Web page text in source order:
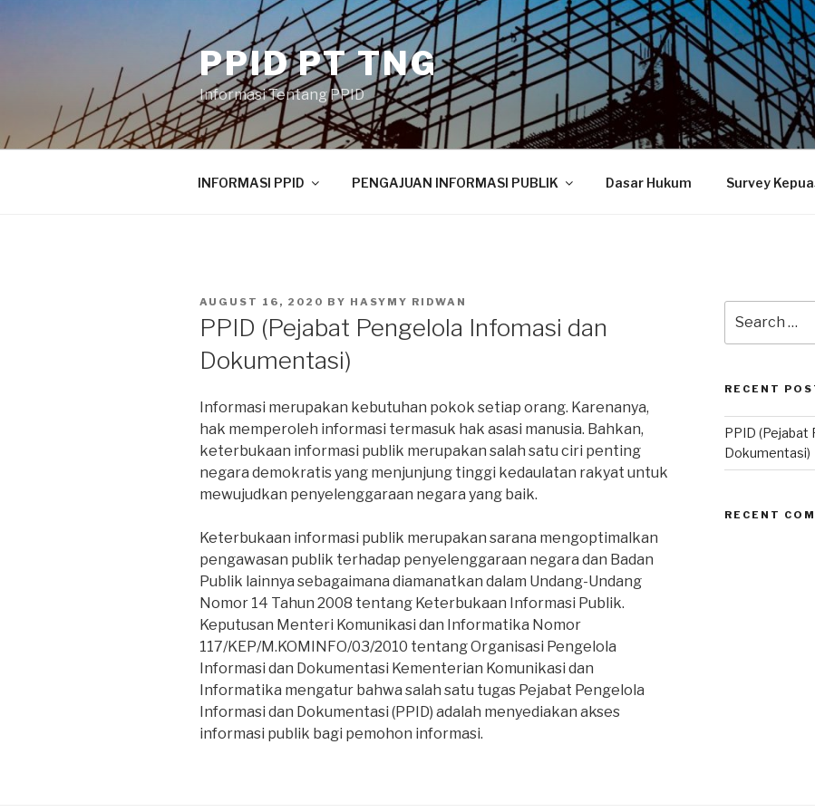
PPID PT TNG
Informasi Tentang PPID
INFORMASI PPID PENGAJUAN INFORMASI PUBLIK Dasar Hukum Survey
POSTED
ON
AUGUST 16, 2020 BY HASYMY RIDWAN
PPID (Pejabat Pengelola Infomasi dan
Dokumentasi)
Informasi merupakan kebutuhan pokok setiap orang. Karenanya,
hak memperoleh informasi termasuk hak asasi manusia. Bahkan,
keterbukaan informasi publik merupakan salah satu ciri penting
negara demokratis yang menjunjung tinggi kedaulatan rakyat untuk
mewujudkan penyelenggaraan negara yang baik.
Keterbukaan informasi publik merupakan sarana mengoptimalkan
pengawasan publik terhadap penyelenggaraan negara dan Badan
Publik lainnya sebagaimana diamanatkan dalam Undang-Undang
Nomor 14 Tahun 2008 tentang Keterbukaan Informasi Publik.
Keputusan Menteri Komunikasi dan Informatika Nomor
117/KEP/M.KOMINFO/03/2010 tentang Organisasi Pengelola
Informasi dan Dokumentasi Kementerian Komunikasi dan
Informatika mengatur bahwa salah satu tugas Pejabat Pengelola
Informasi dan Dokumentasi (PPID) adalah menyediakan akses
informasi publik bagi pemohon informasi.
for:
RECENT
PPID (Pejabat
Dokumentasi)
RECENT